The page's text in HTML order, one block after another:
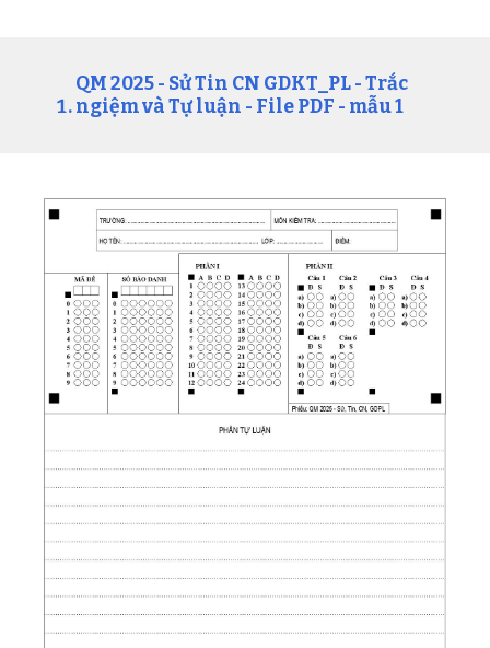
QM 2025 - Sử Tin CN GDKT_PL- Trắc
ngiệm và Tự luận - File PDF - mẫu 1